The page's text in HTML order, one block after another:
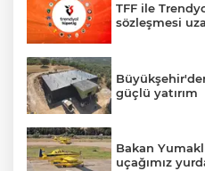
TFF ile
sözleşmesi
güçlü yatırım
Bakan
uçağımız